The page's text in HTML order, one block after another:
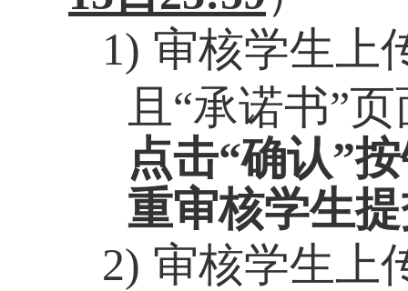
1) 审核学生上
且“承诺书”
点击“确认”
重审核学生
2) 审核学生上